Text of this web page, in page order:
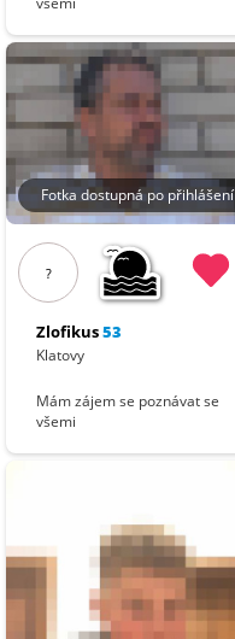
Fotka dostupná po přihlášení
?
Zlofikus53
Klatovy
Mám zájem se poznávat se
všemi